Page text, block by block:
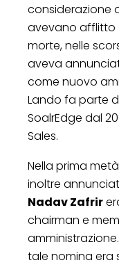
considerazione
avevano afflitto
morte, nelle
aveva
come nuovo
Lando fa parte
SoalrEdge dal
Sales.
Nella prima
inoltre
Nadav Zafrir
chairman e
tale nomina era